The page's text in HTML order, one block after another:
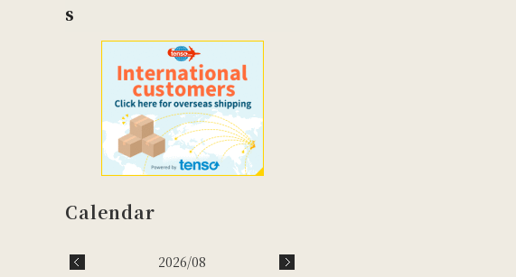
s
2026/08